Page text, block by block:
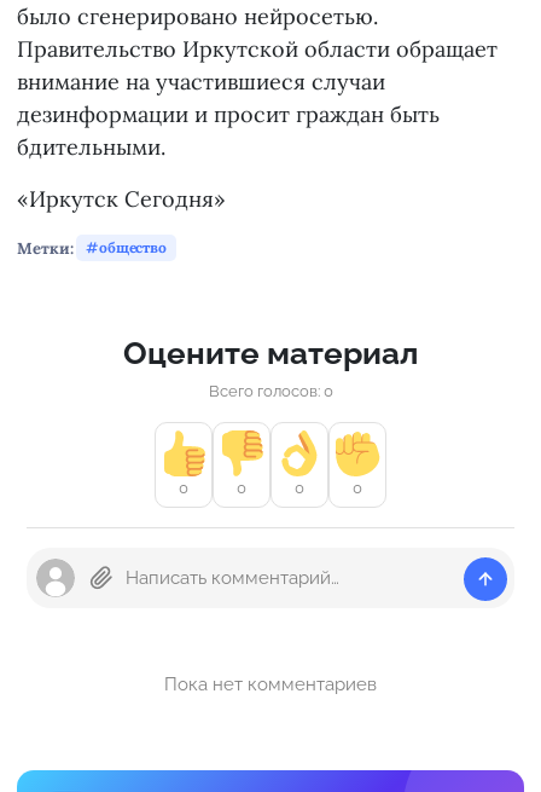
было сгенерировано нейросетью.
Правительство Иркутской области обращает
внимание на участившиеся случаи
дезинформации и просит граждан быть
бдительными.
«Иркутск Сегодня»
Метки: общество
Оцените материал
Всего голосов: 0
0 0 0 0
Пока нет комментариев